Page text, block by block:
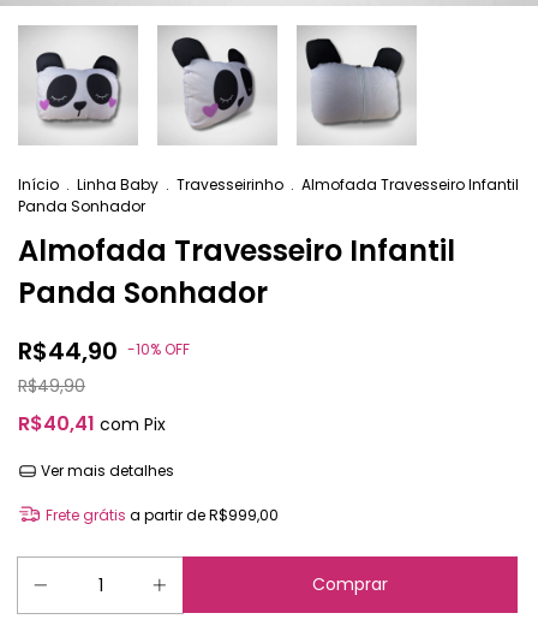
Início . Linha Baby . Travesseirinho . Almofada Travesseiro Infantil
Panda Sonhador
Almofada Travesseiro Infantil
Panda Sonhador
R$44,90 -10%OFF
R$49,90
R$40,41 com Pix
Ver mais detalhes
Frete grátis a partir deR$999,00